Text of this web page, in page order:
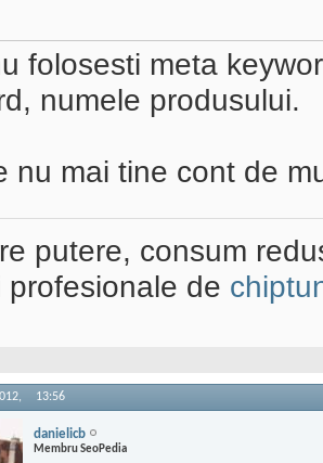
folosesti meta
numele produsului.
nu mai tine cont de
putere, consum
profesionale de
13:56
danielicb
Membru SeoPedia